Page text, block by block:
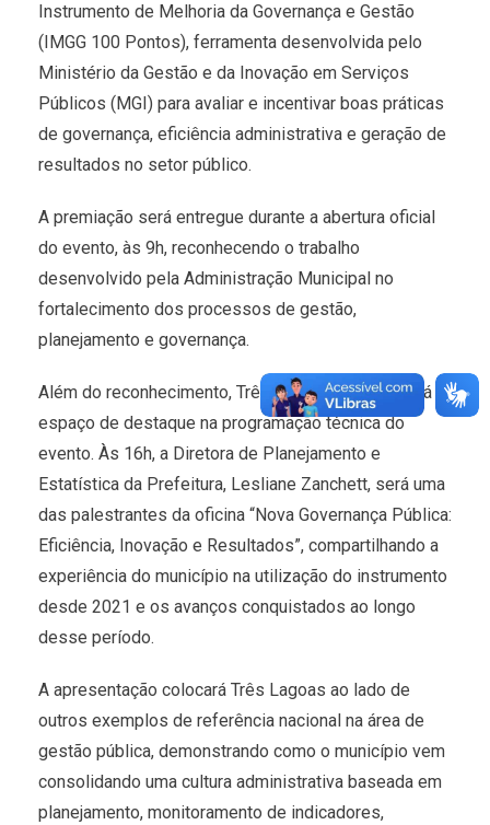
Instrumento de Melhoria da Governança e Gestão
(IMGG 100 Pontos), ferramenta desenvolvida pelo
Ministério da Gestão e da Inovação em Serviços
Públicos (MGI) para avaliar e incentivar boas práticas
de governança, eficiência administrativa e geração de
resultados no setor público.
A premiação será entregue durante a abertura oficial
do evento, às 9h, reconhecendo o trabalho
desenvolvido pela Administração Municipal no
fortalecimento dos processos de gestão,
planejamento e governança.
Além do reconhecimento, Três Lagoas também terá
espaço de destaque na programação técnica do
evento. Às 16h, a Diretora de Planejamento e
Estatística da Prefeitura, Lesliane Zanchett, será uma
das palestrantes da oficina “Nova Governança Pública:
Eficiência, Inovação e Resultados”, compartilhando a
experiência do município na utilização do instrumento
desde 2021 e os avanços conquistados ao longo
desse período.
A apresentação colocará Três Lagoas ao lado de
outros exemplos de referência nacional na área de
gestão pública, demonstrando como o município vem
consolidando uma cultura administrativa baseada em
planejamento, monitoramento de indicadores,